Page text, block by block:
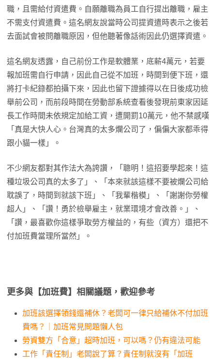
職，且需給付資遣費。自願離職為員工自行提出離職，雇主
不需支付資遣費。這名網友說當時公司提資遣時表示之後若
去面試會被問離職原因，但他聽著像話術因此仍選擇資遣。
這名網友透露，自己前份工作是軟體業，底薪4萬元，若要
報加班需自行申請，因此自己從不加班，時間到便下班，還
將打卡紀錄都拍攝下來，因此也留下證據得以在日後成功檢
舉前公司，而前段時間在勞動部系統查看後發現前東家因延
長工作時間未依規定加給工資，遭開罰10萬元，他不禁感嘆
「真是大快人心。台灣真的太多爛公司了，偏偏大家都乖得
跟小貓一樣」。
不少網友都對其作法大為誇讚，「聰明！這招要學起來！這
種垃圾公司真的太多了」、「本來就該這樣不要被爛公司給
耽誤了，時間到就該下班」、「我輩楷模」、「謝謝你勞權
超人」、「讚！勇於檢舉雇主，就業環境才會改善。」、
「讚，最喜歡你這樣爭取勞方權益的，有些（資方）還把不
付加班費當理所當然」。
更多與【加班費】相關議題，歡迎參考
加班該選擇領錢還補休？老闆可一律只給補休不付加班
費嗎？｜加班常見問題懶人包
勞資雙方「合意」超時加班，可以嗎？仍有違法可能
工作「責任制」老闆說了算？責任制就沒有「加班